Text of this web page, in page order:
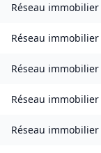
Réseau immobilier
Réseau immobilier
Réseau immobilier
Réseau immobilier
Réseau immobilier